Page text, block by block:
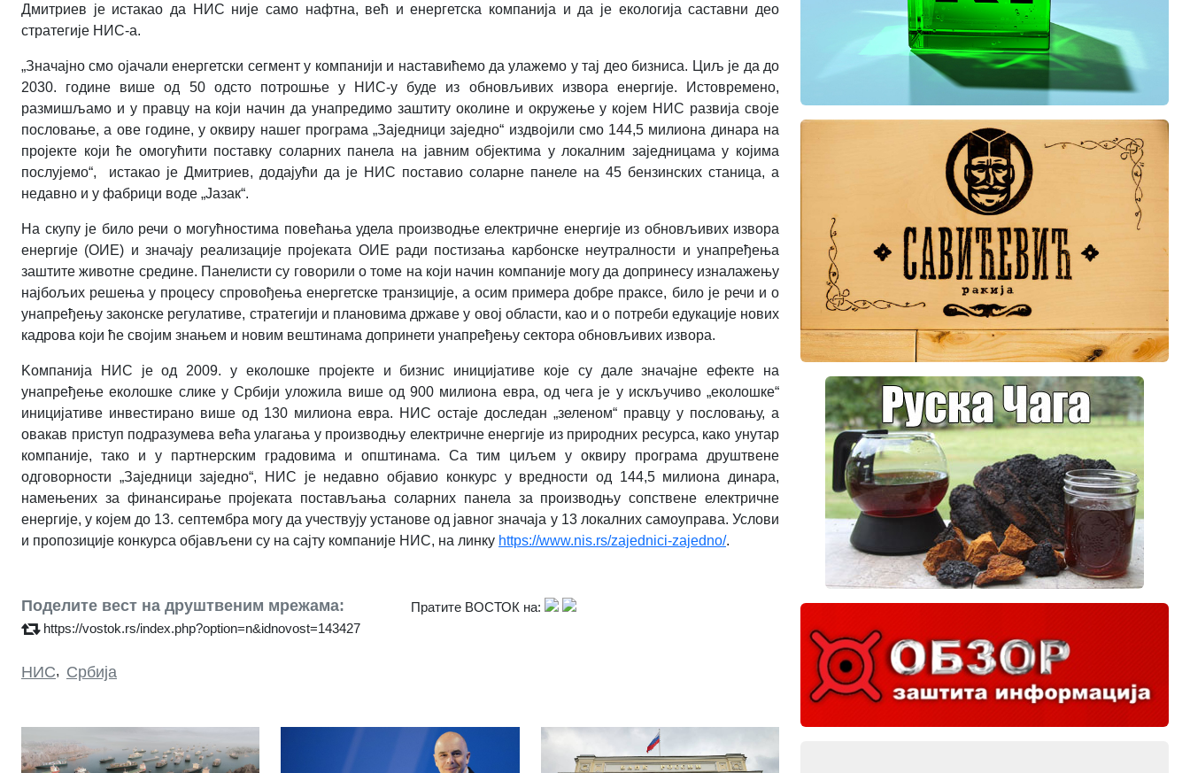
Дмитриев је истакао да НИС није само нафтна, већ и енергетска компанија и да је екологија саставни део
стратегије НИС-а.
„Значајно смо ојачали енергетски сегмент у компанији и наставићемо да улажемо у тај део бизниса. Циљ је да до
2030. године више од 50 одсто потрошње у НИС-у буде из обновљивих извора енергије. Истовремено,
размишљамо и у правцу на који начин да унапредимо заштиту околине и окружење у којем НИС развија своје
пословање, а ове године, у оквиру нашег програма „Заједници заједно“ издвојили смо 144,5 милиона динара на
пројекте који ће омогућити поставку соларних панела на јавним објектима у локалним заједницама у којима
послујемо“, истакао је Дмитриев, додајући да је НИС поставио соларне панеле на 45 бензинских станица, а
недавно и у фабрици воде „Јазак“.
На скупу је било речи о могућностима повећања удела производње електричне енергије из обновљивих извора
енергије (ОИЕ) и значају реализације пројеката ОИЕ ради постизања карбонске неутралности и унапређења
заштите животне средине. Панелисти су говорили о томе на који начин компаније могу да допринесу изналажењу
најбољих решења у процесу спровођења енергетске транзиције, а осим примера добре праксе, било је речи и о
унапређењу законске регулативе, стратегији и плановима државе у овој области, као и о потреби едукације нових
кадрова који ће својим знањем и новим вештинама допринети унапређењу сектора обновљивих извора.
Kомпанија НИС је од 2009. у еколошке пројекте и бизнис иницијативе које су дале значајне ефекте на
унапређење еколошке слике у Србији уложила више од 900 милиона евра, од чега је у искључиво „еколошке“
иницијативе инвестирано више од 130 милиона евра. НИС остаје доследан „зеленом“ правцу у пословању, а
овакав приступ подразумева већа улагања у производњу електричне енергије из природних ресурса, како унутар
компаније, тако и у партнерским градовима и општинама. Са тим циљем у оквиру програма друштвене
одговорности „Заједници заједно“, НИС је недавно објавио конкурс у вредности од 144,5 милиона динара,
намењених за финансирање пројекaтa постављања соларних панела за производњу сопствене електричне
енергије, у којем до 13. септембра могу да учествују установе од јавног значаја у 13 локалних самоуправа. Услови
и пропозиције конкурса објављени су на сајту компаније НИС, на линку https://www.nis.rs/zajednici-zajedno/.
Поделите вест на друштвеним мрежама:
https://vostok.rs/index.php?option=n&idnovost=143427
Пратите ВОСТОК на:
НИС, Србија